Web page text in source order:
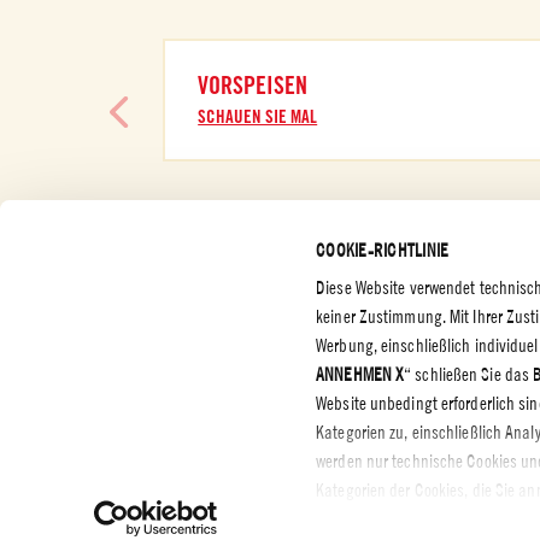
COOKIE-RICHTLINIE
Diese Website verwendet
keiner Zustimmung. Mit Ihrer
Werbung, einschließlich
ANNEHMEN X“ schließen Sie das
Website unbedingt erforderlich
Kategorien zu, einschließlich
werden nur technische Cookies
Kategorien der Cookies, die Sie
VORSPEISEN
SCHAUEN SIE MAL
UNTERNEHMEN
Presse
Dokumente und
Downloads
Zertifizierungen
Ethikkodex
Cookie
Settings